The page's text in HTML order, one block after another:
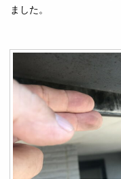
ました。